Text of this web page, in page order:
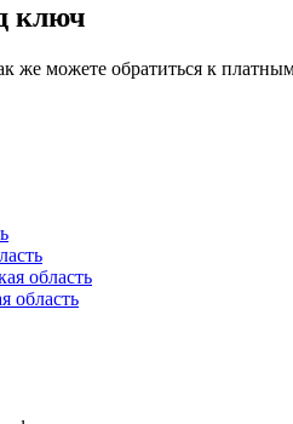
ключ
можете обратиться к
область